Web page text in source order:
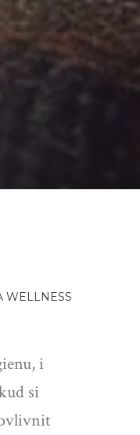
WELLNESS
i
si